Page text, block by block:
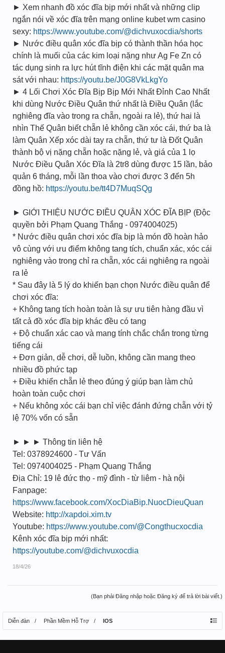
► Xem nhanh đồ xóc đĩa bịp mới nhất và những clip
ngắn nói về xóc đĩa trên mạng online kubet wm casino
sexy: https://www.youtube.com/@dichvuxocdia/shorts
► Nước điều quân xóc đĩa bịp có thành thần hóa học
chính là muối của các kim loại nặng như Ag Fe Zn có
tác dụng sinh ra lực hút tĩnh điện khi các mặt quân ma
sát với nhau: https://youtu.be/J0G8VkLkgYo
► 4 Lối Chơi Xóc Đĩa Bịp Bịp Mới Nhất Đỉnh Cao Nhất
khi dùng Nước Điều Quân thứ nhất là Điều Quân (lắc
nghiêng đĩa vào trong ra chẵn, ngoài ra lẻ), thứ hai là
nhìn Thế Quân biết chẵn lẻ không cần xóc cái, thứ ba là
làm Quân Xếp xóc dài tay ra chẵn, thứ tư là Đốt Quân
thành bộ vị nặng chẵn hoặc nặng lẻ, và giá của 1 lọ
Nước Điều Quân Xóc Đĩa là 2tr8 dùng được 15 lần, bảo
quản 6 tháng, mỗi lần thoa vào chơi được 3 đến 5h
đồng hồ: https://youtu.be/tt4D7MuqSQg
► GIỚI THIỆU NƯỚC ĐIỀU QUÂN XÓC ĐĨA BỊP (Độc
quyền bởi Phạm Quang Thắng - 0974004025)
* Nước điều quân chơi xóc đĩa bịp là món đồ hoàn hảo
vô cùng với ưu điểm không tang tích, chuẩn xác, xóc cái
nghiêng vào trong chỉ ra chẵn, xóc cái nghiêng ra ngoài
ra lẻ
* Sau đây là 5 lý do khiến bạn chọn Nước điều quân để
chơi xóc đĩa:
+ Không tang tích hoàn toàn là sự ưu tiên hàng đầu vì
tất cả đồ xóc đĩa bịp khác đều có tang
+ Độ chuẩn xác cao và mang tính chắc chắn trong từng
tiếng cái
+ Đơn giản, dễ chơi, dễ luồn, không cần mang theo
nhiều đồ phức tạp
+ Điều khiển chẵn lẻ theo đúng ý giúp bạn làm chủ
hoàn toàn cuộc chơi
+ Nếu không xóc cái bạn chỉ việc đánh đứng chẵn với tỷ
lệ 70% vốn có sẵn
► ► ► Thông tin liên hệ
Tel: 0378924600 - Tư Vấn
Tel: 0974004025 - Phạm Quang Thắng
Địa Chỉ: 19 lê đức thọ - mỹ đình - từ liêm - hà nội
Fanpage:
https://www.facebook.com/XocDiaBip.NuocDieuQuan
Website: http://xapdoi.xim.tv
Youtube: https://www.youtube.com/@Congthucxocdia
Kênh xóc đĩa bịp mới nhất:
https://youtube.com/@dichvuxocdia
18/4/26
(Bạn phải Đăng nhập hoặc Đăng ký để trả lời bài viết.)
Diễn đàn Phần Mềm Hỗ Trợ IOS